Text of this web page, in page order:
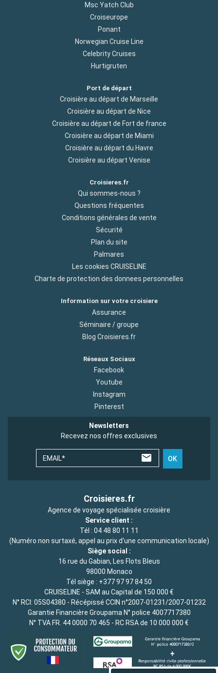
Msc Yatch Club
Croiseurope
Ponant
Norwegian Cruise Line
Celebrity Cruises
Hurtigruten
Port de départ
Croisière au départ de Marseille
Croisière au départ de Nice
Croisière au départ de Fort de france
Croisière au départ de Miami
Croisière au départ du Havre
Croisière au départ Venise
Croisieres.fr
Qui sommes-nous ?
Questions fréquentes
Conditions générales de vente
Sécurité
Plan du site
Palmares
Les cookies CRUISELINE
Charte de protection des donnees personnelles
Information sur votre croisiere
Assurance
Séminaire / groupe
Blog Croisieres.fr
Réseaux Sociaux
Facebook
Youtube
Instagram
Pinterest
Newsletters
Recevez nos offres exclusives
EMAIL* OK
Croisieres.fr
Agence de voyage spécialisée croisière
Service client :
Tél : 04 48 80 11 11
(Numéro non surtaxé, appel au prix d'une communication locale)
Siège social :
16 rue du Gabian, Les Flots Bleus
98000 Monaco
Tél siège : +377 97 97 84 50
CRUISELINE - SAM au Capital de 150 000 €
N° RCI: 05S04380 - Récépissé CCIN n°2007-01231/2007-01232
Garantie Financière Groupama N° police 4007717380
N° TVA FR. 44 0000 70 465 - RC RSA de 10 000 000 €